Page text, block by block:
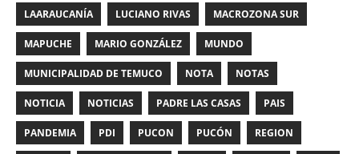
LAARAUCANÍA LUCIANO RIVAS MACROZONA SUR
MAPUCHE MARIO GONZÁLEZ MUNDO
MUNICIPALIDAD DE TEMUCO NOTA NOTAS
NOTICIA NOTICIAS PADRE LAS CASAS PAIS
PANDEMIA PDI PUCON PUCÓN REGION